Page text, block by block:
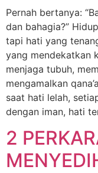
Pernah bertanya:
dan bahagia?”
tapi hati yang
yang mendekatkan
menjaga tubuh,
mengamalkan
saat hati lelah,
dengan iman, hati
2